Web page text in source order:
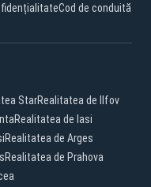
Cod de conduită
StarRealitatea de Ilfov
Realitatea de Iasi
Realitatea de Arges
Realitatea de Prahova